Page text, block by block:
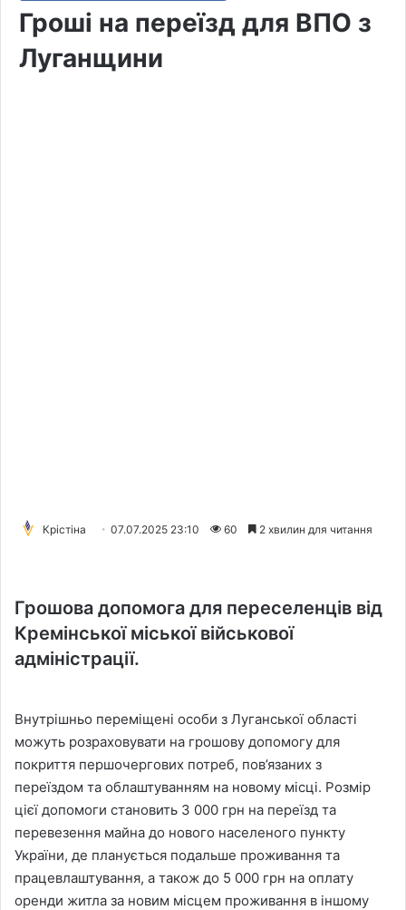
Гроші на переїзд для ВПО з
Луганщини
Крістіна 07.07.2025 23:10 60 2 хвилин для читання
Грошова допомога для переселенців від
Кремінської міської військової
адміністрації.
Внутрішньо переміщені особи з Луганської області
можуть розраховувати на грошову допомогу для
покриття першочергових потреб, пов’язаних з
переїздом та облаштуванням на новому місці. Розмір
цієї допомоги становить 3 000 грн на переїзд та
перевезення майна до нового населеного пункту
України, де планується подальше проживання та
працевлаштування, а також до 5 000 грн на оплату
оренди житла за новим місцем проживання в іншому